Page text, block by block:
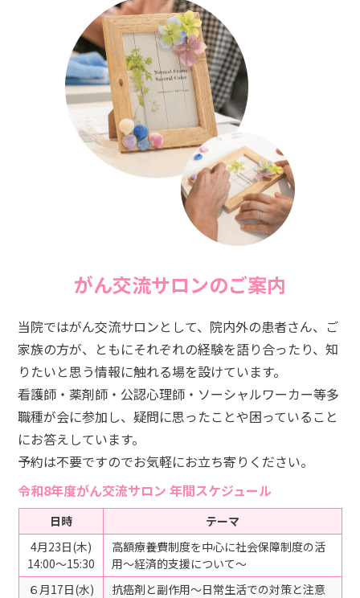
がん交流サロンのご案内
当院ではがん交流サロンとして、院内外の患者さん、ご
家族の方が、ともにそれぞれの経験を語り合ったり、知
りたいと思う情報に触れる場を設けています。
看護師・薬剤師・公認心理師・ソーシャルワーカー等多
職種が会に参加し、疑問に思ったことや困っていること
にお答えしています。
予約は不要ですのでお気軽にお立ち寄りください。
令和8年度がん交流サロン 年間スケジュール
日時
テーマ
4月23日(木)
14:00～15:30
高額療養費制度を中心に社会保障制度の活
用～経済的支援について～
６月17日(水)
抗癌剤と副作用～日常生活での対策と注意